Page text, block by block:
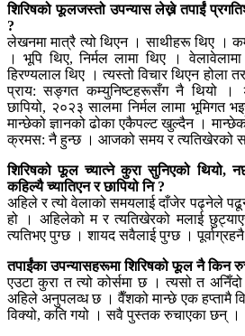
शिरिषको फूलजस्तो उपन्यास लेख्ने तपाईं
?
लेखनमा मात्रै त्यो थिएन । साथीहरू थिए ।
। भूपि थिए, निर्मल लामा थिए ।
हिरण्यलाल थिए । त्यस्तो विचार थिएन होला
प्राय: सङ्गत कम्युनिष्टहरूसँग नै थियो ।
छापियो, २०२३ सालमा निर्मल लामा भूमिगत
मान्छेको ज्ञानको ढोका एकैपल्ट खुल्दैन ।
क्रमस: नै हुन्छ । आजको समय र त्यतिखेरको
शिरिषको फूल च्यात्ने कुरा सुनिएको थियो,
कहिल्यै च्यातिएन र छापियो नि ?
अहिले र त्यो वेलाको समयलाई दाँजेर पढ्नेले
हो । अहिलेको म र त्यतिखेरको मलाई
त्यतिभए पुग्छ । शायद सवैलाई पुग्छ ।
तपाईंका उपन्यासहरूमा शिरिषको फूल नै किन
एउटा कुरा त त्यो कोर्समा छ । त्यसो त
अहिले अनुपलव्ध छ । वैँशको मान्छे एक हप्तामै
विक्यो, कति गयो । सवै पुस्तक रुचाएका छन् ।